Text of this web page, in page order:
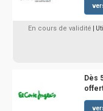
En cours de validité |
Dès